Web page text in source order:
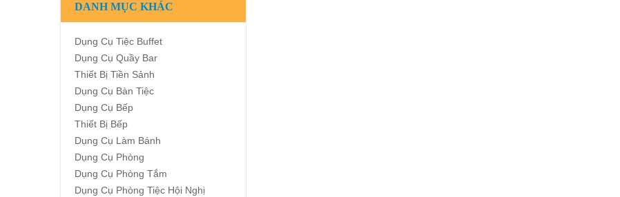
DANH MỤC KHÁC
Dụng Cụ Tiệc Buffet
Dụng Cụ Quầy Bar
Thiết Bị Tiền Sảnh
Dụng Cụ Bàn Tiệc
Dụng Cụ Bếp
Thiết Bị Bếp
Dụng Cụ Làm Bánh
Dụng Cụ Phòng
Dụng Cụ Phòng Tắm
Dụng Cụ Phòng Tiệc Hội Nghị